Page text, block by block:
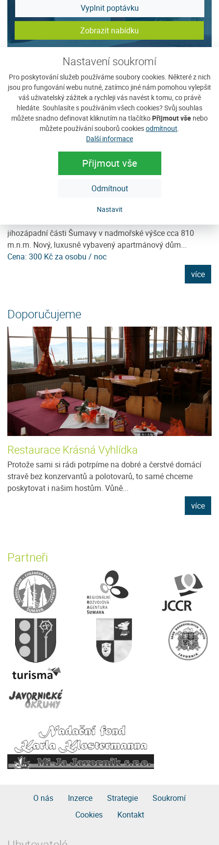
Nastavení soukromí
Pro poskytování služeb používáme soubory cookies. Některé z nich
jsou pro fungování webu nutné, zatímco jiné nám pomohou vylepšit
váš uživatelský zážitek a rychleji vás navést k tomu, co právě
hledáte. Souhlasíte s používáním všech cookies? Svůj souhlas
můžete snadno definovat kliknutím na tlačítko Přijmout vše nebo
můžete používání souborů cookiesodmítnout
Další informace
Přijmout vše
Odmítnout
Nastavit
Vyplnit poptávku
Zobrazit nabídku
Tip na ubytování
jihozápadní části Šumavy v nadmořské výšce cca 810
m.n.m. Nový, luxusně vybavený apartmánový dům...
Cena: 300 Kč za osobu / noc
více
Doporučujeme
Restaurace Krásná Vyhlídka
Protože sami si rádi potrpíme na dobré a čerstvé domácí
stravě bez konzervantů a polotovarů, to samé chceme
poskytovat i našim hostům. Vůně...
více
Partneři
O nás Inzerce Strategie
Soukromí
Cookies
Kontakt